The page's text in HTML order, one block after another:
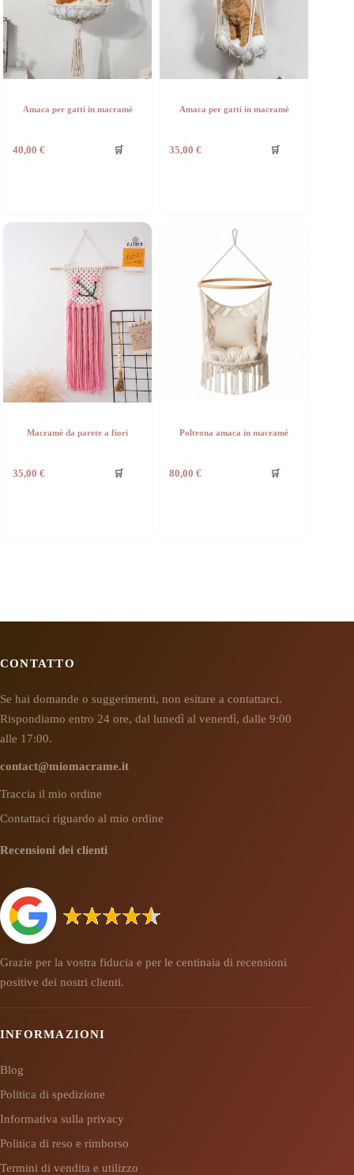
Amaca per gatti in macramè
40,00 € 🛒
Amaca per gatti in macramè
35,00 € 🛒
Macramè da parete a fiori
35,00 € 🛒
Poltrona amaca in macramè
80,00 € 🛒
CONTATTO
Se hai domande o suggerimenti, non esitare a contattarci.
Rispondiamo entro 24 ore, dal lunedì al venerdì, dalle 9:00
alle 17:00.
contact@miomacrame.it
Traccia il mio ordine
Contattaci riguardo al mio ordine
Recensioni dei clienti
Grazie per la vostra fiducia e per le centinaia di recensioni
positive dei nostri clienti.
INFORMAZIONI
Blog
Politica di spedizione
Informativa sulla privacy
Politica di reso e rimborso
Termini di vendita e utilizzo